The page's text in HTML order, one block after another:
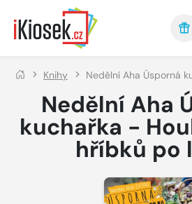
Přejít na hlavní obsah
Knihy Nedělní Aha Úsporná
Nedělní Aha
kuchařka -
hříbků po